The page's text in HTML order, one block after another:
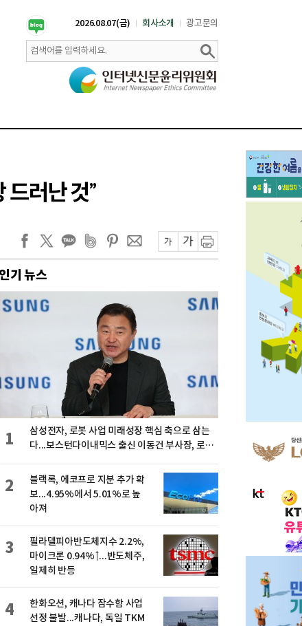
2026.08.07(금) 회사소개 광고문의
러난 것”
인기 뉴스
삼성전자, 로봇 사업 미래성장 핵심 축으로 삼는
다...보스턴다이내믹스 출신 이동건 부사장, 로보
1
블랙록, 에코프로 지분 추가 확
보...4.95%에서 5.01%로 높
아져
2
필라델피아반도체지수 2.2%,
마이크론 0.94%↑...반도체주,
일제히 반등
3
한화오션, 캐나다 잠수함 사업
선정 불발...캐나다, 독일 TKM
4